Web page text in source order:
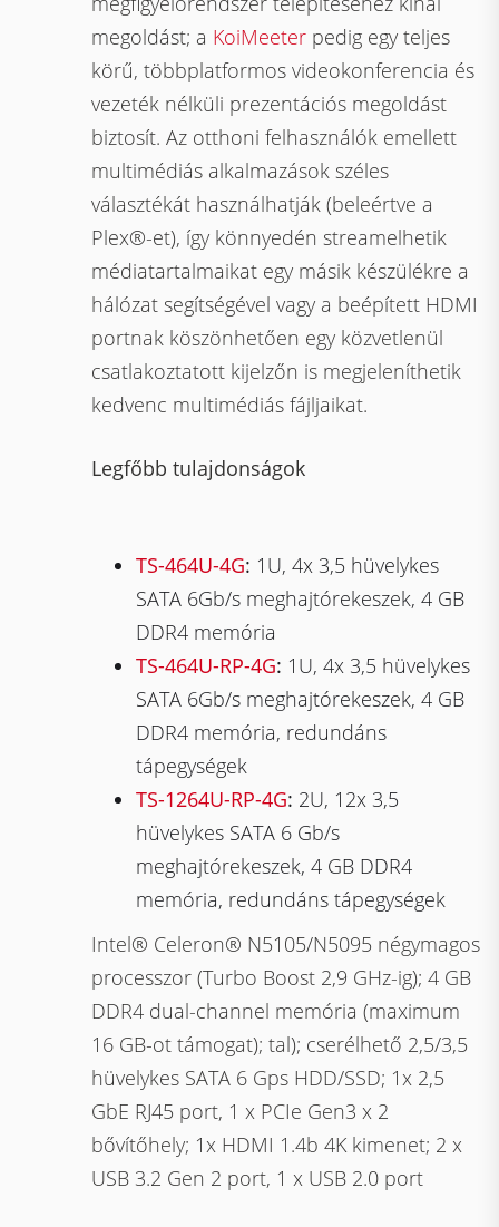
megoldást; a KoiMeeter pedig egy teljes
körű, többplatformos videokonferencia és
vezeték nélküli prezentációs megoldást
biztosít. Az otthoni felhasználók emellett
multimédiás alkalmazások széles
választékát használhatják (beleértve a
Plex®-et), így könnyedén streamelhetik
médiatartalmaikat egy másik készülékre a
hálózat segítségével vagy a beépített HDMI
portnak köszönhetően egy közvetlenül
csatlakoztatott kijelzőn is megjeleníthetik
kedvenc multimédiás fájljaikat.
Legfőbb tulajdonságok
TS-464U-4G: 1U, 4x 3,5 hüvelykes
SATA 6Gb/s meghajtórekeszek, 4 GB
DDR4 memória
TS-464U-RP-4G: 1U, 4x 3,5 hüvelykes
SATA 6Gb/s meghajtórekeszek, 4 GB
DDR4 memória, redundáns
tápegységek
TS-1264U-RP-4G: 2U, 12x 3,5
hüvelykes SATA 6 Gb/s
meghajtórekeszek, 4 GB DDR4
memória, redundáns tápegységek
Intel® Celeron® N5105/N5095 négymagos
processzor (Turbo Boost 2,9 GHz-ig); 4 GB
DDR4 dual-channel memória (maximum
16 GB-ot támogat); tal); cserélhető 2,5/3,5
hüvelykes SATA 6 Gps HDD/SSD; 1x 2,5
GbE RJ45 port, 1 x PCIe Gen3 x 2
bővítőhely; 1x HDMI 1.4b 4K kimenet; 2 x
USB 3.2 Gen 2 port, 1 x USB 2.0 port